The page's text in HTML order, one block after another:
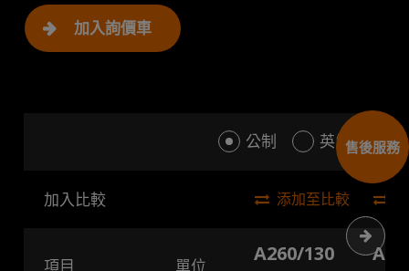
加入詢價車
公制 英制
下一
加入比較 添加至比較
項目 單位
A260/130
售後服務